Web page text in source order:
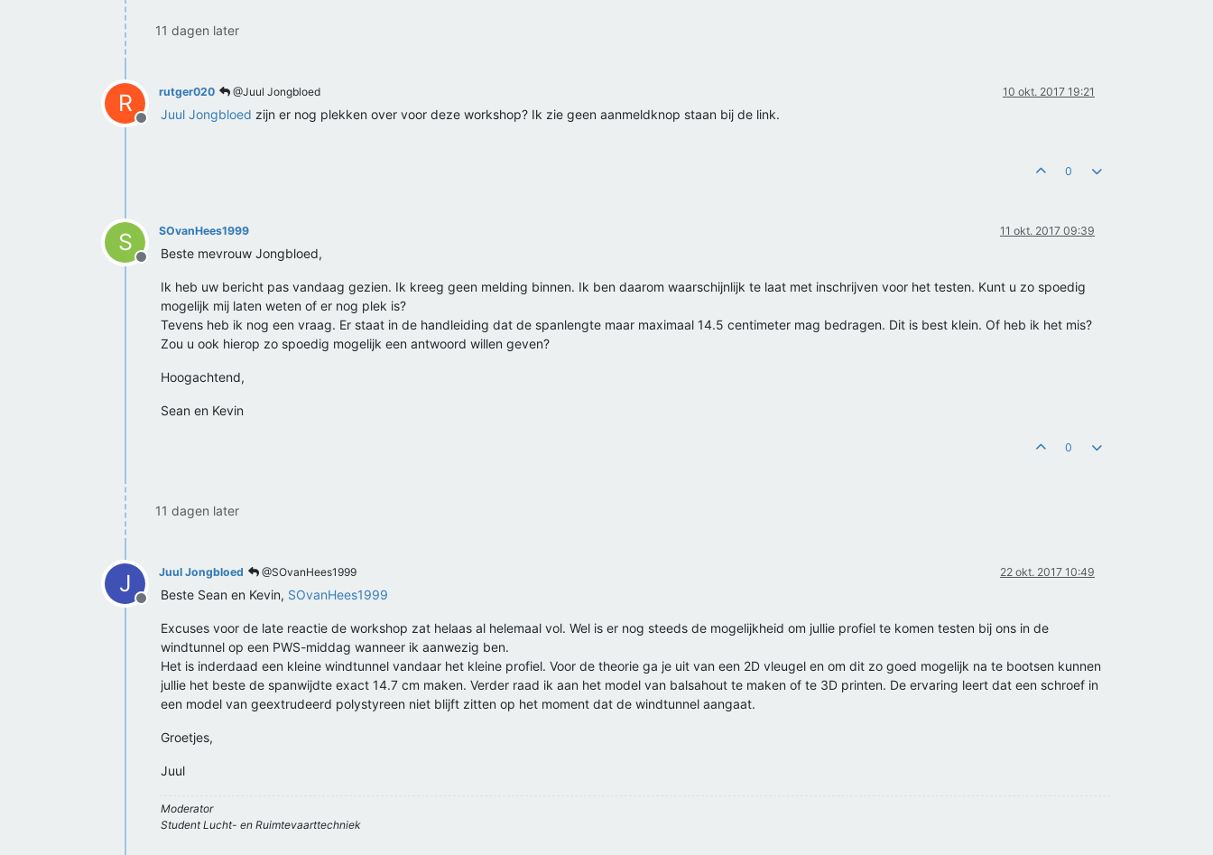
11 dagen later
R
Offline
rutger020 @Juul Jongbloed 10 okt. 2017 19:21
Juul Jongbloed zijn er nog plekken over voor deze workshop? Ik zie geen aanmeldknop staan bij de link.
0
S
Offline
SOvanHees1999 11 okt. 2017 09:39
Beste mevrouw Jongbloed,
Ik heb uw bericht pas vandaag gezien. Ik kreeg geen melding binnen. Ik ben daarom waarschijnlijk te laat met inschrijven voor het testen. Kunt u zo spoedig
mogelijk mij laten weten of er nog plek is?
Tevens heb ik nog een vraag. Er staat in de handleiding dat de spanlengte maar maximaal 14.5 centimeter mag bedragen. Dit is best klein. Of heb ik het mis?
Zou u ook hierop zo spoedig mogelijk een antwoord willen geven?
Hoogachtend,
Sean en Kevin
0
11 dagen later
J
Offline
Juul Jongbloed @SOvanHees1999 22 okt. 2017 10:49
Beste Sean en Kevin, SOvanHees1999
Excuses voor de late reactie de workshop zat helaas al helemaal vol. Wel is er nog steeds de mogelijkheid om jullie profiel te komen testen bij ons in de
windtunnel op een PWS-middag wanneer ik aanwezig ben.
Het is inderdaad een kleine windtunnel vandaar het kleine profiel. Voor de theorie ga je uit van een 2D vleugel en om dit zo goed mogelijk na te bootsen kunnen
jullie het beste de spanwijdte exact 14.7 cm maken. Verder raad ik aan het model van balsahout te maken of te 3D printen. De ervaring leert dat een schroef in
een model van geextrudeerd polystyreen niet blijft zitten op het moment dat de windtunnel aangaat.
Groetjes,
Juul
Moderator
Student Lucht- en Ruimtevaarttechniek